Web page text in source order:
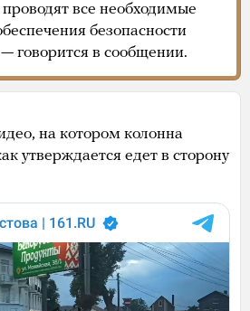
все необходимые
безопасности
говорится в сообщении.
на котором колонна
утверждается едет в сторону